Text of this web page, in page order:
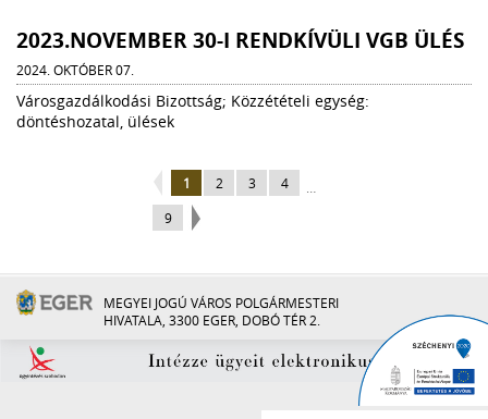
2023.NOVEMBER 30-I RENDKÍVÜLI VGB ÜLÉS
2024. OKTÓBER 07.
Városgazdálkodási Bizottság; Közzétételi egység:
döntéshozatal, ülések
1 2 3 4
9
MEGYEI JOGÚ VÁROS POLGÁRMESTERI
HIVATALA, 3300 EGER, DOBÓ TÉR 2.